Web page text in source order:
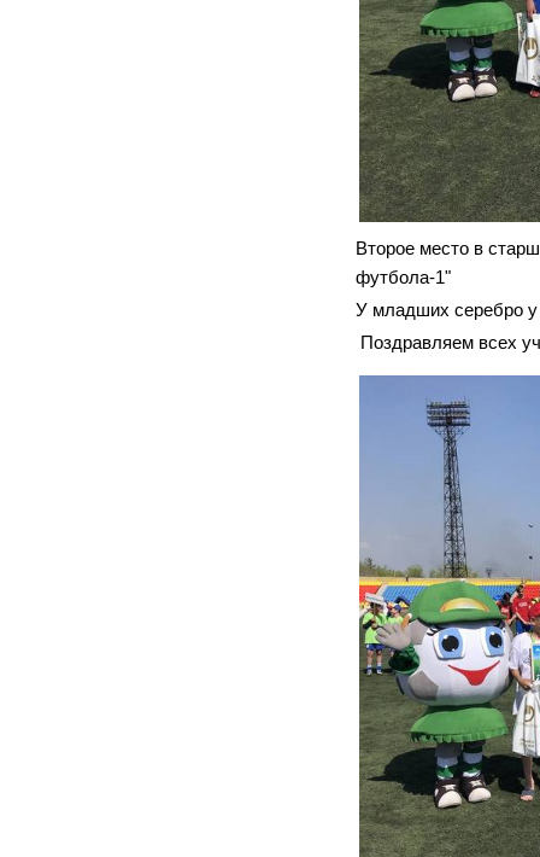
Второе место в
футбола-1"
У младших серебро у
Поздравляем всех